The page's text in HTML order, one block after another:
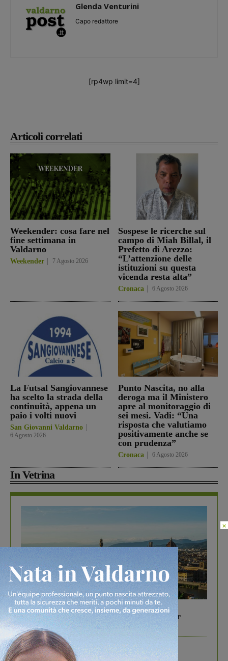
Articoli correlati
Weekender: cosa fare nel
fine settimana in
Valdarno
Weekender 7 Agosto 2026
Sospese le ricerche sul
campo di Miah Billal, il
Prefetto di Arezzo:
“L’attenzione delle
istituzioni su questa
vicenda resta alta”
Cronaca 6 Agosto 2026
La Futsal Sangiovannese
ha scelto la strada della
continuità, appena un
paio i volti nuovi
San Giovanni Valdarno
6 Agosto 2026
Punto Nascita, no alla
deroga ma il Ministero
apre al monitoraggio di
sei mesi. Vadi: “Una
risposta che valutiamo
positivamente anche se
con prudenza”
Cronaca 6 Agosto 2026
In Vetrina
In vetrina 6 Agosto 2026
Gita di famiglia a Firenze: 5 idee per far
divertire i tuoi figli
Glenda Venturini
Capo redattore
[rp4wp limit=4]
×